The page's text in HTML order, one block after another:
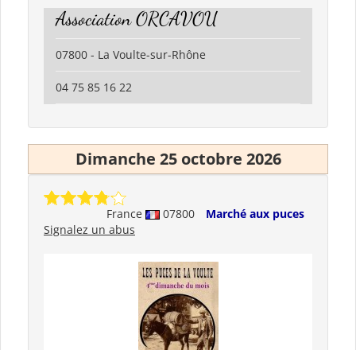
Association ORCAVOU
07800 - La Voulte-sur-Rhône
04 75 85 16 22
Dimanche 25 octobre 2026
France 07800
Marché aux puces
Signalez un abus